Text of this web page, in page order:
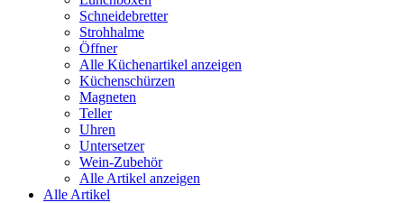
Schneidebretter
Strohhalme
Öffner
Alle Küchenartikel anzeigen
Küchenschürzen
Magneten
Teller
Uhren
Untersetzer
Wein-Zubehör
Alle Artikel anzeigen
Alle Artikel